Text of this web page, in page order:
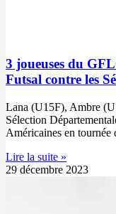
3 joueuses du
Futsal contre les
Lana (U15F), Ambre
Sélection
Américaines en tournée
Lire la suite »
29 décembre 2023